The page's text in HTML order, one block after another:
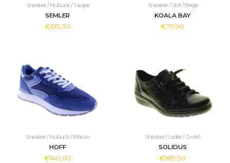
Sneaker / Nubuck / Taupe
SEMLER
€195,00
Sneaker / Stof / Beige
KOALA BAY
€79,90
Sneaker / Nubuck / Blauw
HOFF
€140,00
Sneaker / Leder / Zwart
SOLIDUS
€189,90